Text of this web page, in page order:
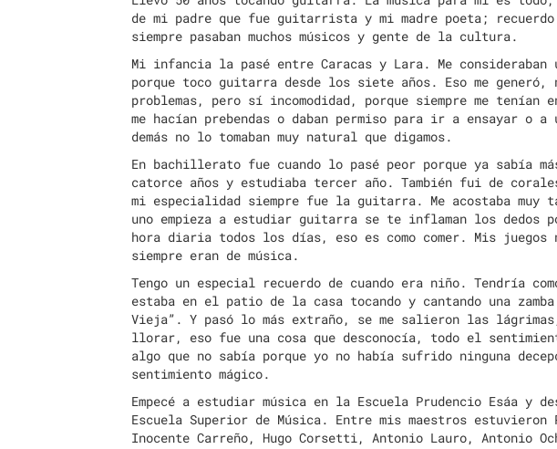
de mi padre que fue guitarrista y mi madre poeta; recuerdo
siempre pasaban muchos músicos y gente de la cultura.
Mi infancia la pasé entre Caracas y Lara. Me
porque toco guitarra desde los siete años. Eso me generó,
problemas, pero sí incomodidad, porque siempre me
me hacían prebendas o daban permiso para ir a ensayar o
demás no lo tomaban muy natural que digamos.
En bachillerato fue cuando lo pasé peor porque ya sabía
catorce años y estudiaba tercer año. También fui de
mi especialidad siempre fue la guitarra. Me acostaba muy
uno empieza a estudiar guitarra se te inflaman los dedos
hora diaria todos los días, eso es como comer. Mis juegos
siempre eran de música.
Tengo un especial recuerdo de cuando era niño. Tendría
estaba en el patio de la casa tocando y cantando una zamba
Vieja”. Y pasó lo más extraño, se me salieron las
llorar, eso fue una cosa que desconocía, todo el
algo que no sabía porque yo no había sufrido ninguna
sentimiento mágico.
Empecé a estudiar música en la Escuela Prudencio Esáa y
Escuela Superior de Música. Entre mis maestros
Inocente Carreño, Hugo Corsetti, Antonio Lauro, Antonio